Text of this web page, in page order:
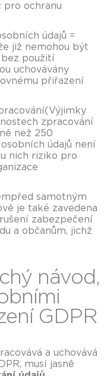
pro ochranu
údajů =
již nemohou být
použití
uchovávány
přiřazení
zpracování
než 250
údajů není
nich riziko pro
samotným
je také zavedena
zabezpečení
a občanům, jichž
návod,
GDPR
a uchovává
musí jasně